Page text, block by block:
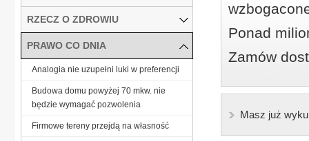
Ponad
Zamów
Masz już
RZECZ O ZDROWIU
PRAWO CO DNIA
Analogia nie uzupełni luki w preferencji
Budowa domu powyżej 70 mkw. nie
będzie wymagać pozwolenia
Firmowe tereny przejdą na własność